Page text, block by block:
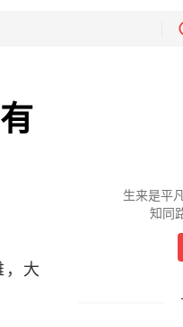
大
生来是平
知同